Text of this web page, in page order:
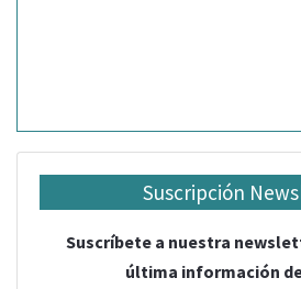
Suscripción
Suscríbete a nuestra
última información